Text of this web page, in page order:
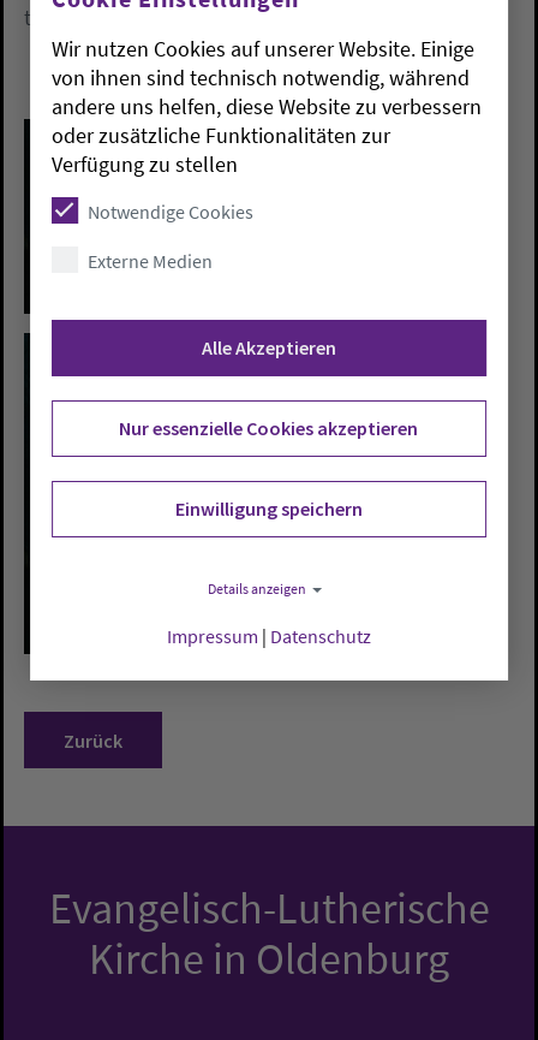
textlich untermalen und in das Werk einführen.
Zurück
Evangelisch-Lutherische
Kirche in Oldenburg
Wir nutzen Cookies auf unserer Website. Einige
von ihnen sind technisch notwendig, während
andere uns helfen, diese Website zu verbessern
oder zusätzliche Funktionalitäten zur
Verfügung zu stellen
Notwendige Cookies
Externe Medien
Alle Akzeptieren
Nur essenzielle Cookies akzeptieren
Einwilligung speichern
Details anzeigen
Impressum | Datenschutz